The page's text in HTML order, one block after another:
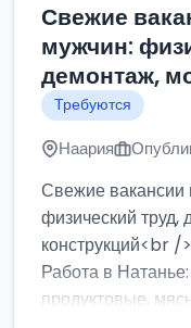
Свежие
мужчин:
демонтаж,
Требуются
Наария
Свежие вакансии
физический
конструкций<br />
Работа в
продуктовые,